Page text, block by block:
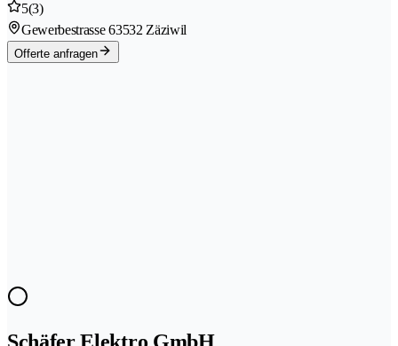
5(3)
Gewerbestrasse 63532 Zäziwil
Offerte anfragen